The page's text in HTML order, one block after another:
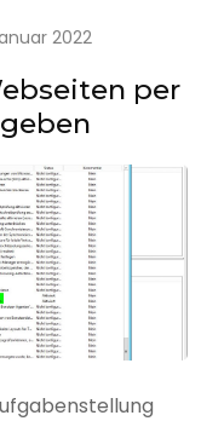
(UPN)
im
Active
Directory
2022
per